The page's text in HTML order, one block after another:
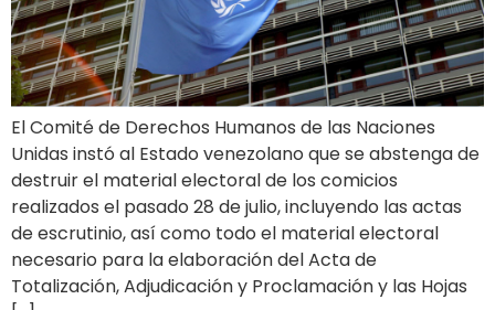
El Comité de Derechos Humanos de las Naciones
Unidas instó al Estado venezolano que se abstenga de
destruir el material electoral de los comicios
realizados el pasado 28 de julio, incluyendo las actas
de escrutinio, así como todo el material electoral
necesario para la elaboración del Acta de
Totalización, Adjudicación y Proclamación y las Hojas